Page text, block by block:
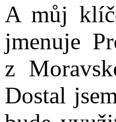
A můj
jmenuje
z
Dostal